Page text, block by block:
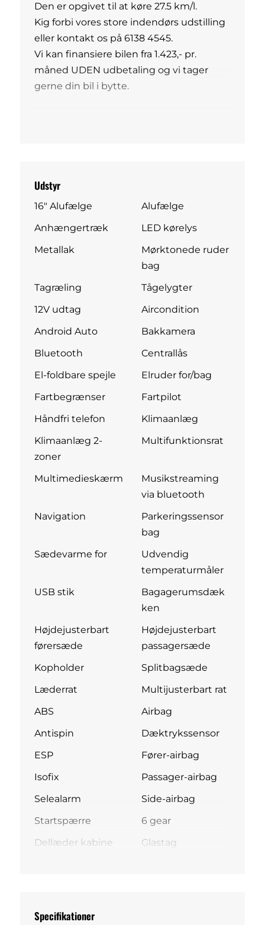
Den er opgivet til at køre 27.5 km/l.
Kig forbi vores store indendørs udstilling
eller kontakt os på 6138 4545.
Vi kan finansiere bilen fra 1.423,- pr.
måned UDEN udbetaling og vi tager
gerne din bil i bytte.
Udstyr
16" Alufælge
Alufælge
Anhængertræk
LED kørelys
Metallak
Mørktonede ruder
bag
Tagræling
Tågelygter
12V udtag
Aircondition
Android Auto
Bakkamera
Bluetooth
Centrallås
El-foldbare spejle
Elruder for/bag
Fartbegrænser
Fartpilot
Håndfri telefon
Klimaanlæg
Klimaanlæg 2-
zoner
Multifunktionsrat
Multimedieskærm
Musikstreaming
via bluetooth
Navigation
Parkeringssensor
bag
Sædevarme for
Udvendig
temperaturmåler
USB stik
Bagagerumsdæk
ken
Højdejusterbart
førersæde
Højdejusterbart
passagersæde
Kopholder
Splitbagsæde
Læderrat
Multijusterbart rat
ABS
Airbag
Antispin
Dæktrykssensor
ESP
Fører-airbag
Isofix
Passager-airbag
Selealarm
Side-airbag
Startspærre
6 gear
Dellæder kabine
Glastag
Specifikationer